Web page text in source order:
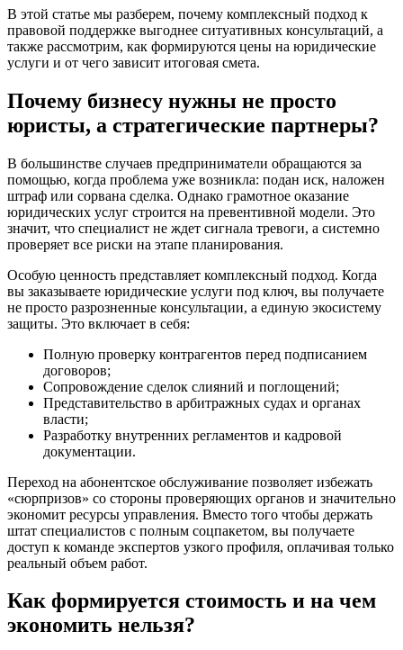
В этой статье мы разберем, почему комплексный подход к
правовой поддержке выгоднее ситуативных консультаций, а
также рассмотрим, как формируются цены на юридические
услуги и от чего зависит итоговая смета.
Почему бизнесу нужны не просто
юристы, а стратегические партнеры?
В большинстве случаев предприниматели обращаются за
помощью, когда проблема уже возникла: подан иск, наложен
штраф или сорвана сделка. Однако грамотное оказание
юридических услуг строится на превентивной модели. Это
значит, что специалист не ждет сигнала тревоги, а системно
проверяет все риски на этапе планирования.
Особую ценность представляет комплексный подход. Когда
вы заказываете юридические услуги под ключ, вы получаете
не просто разрозненные консультации, а единую экосистему
защиты. Это включает в себя:
Полную проверку контрагентов перед подписанием
договоров;
Сопровождение сделок слияний и поглощений;
Представительство в арбитражных судах и органах
власти;
Разработку внутренних регламентов и кадровой
документации.
Переход на абонентское обслуживание позволяет избежать
«сюрпризов» со стороны проверяющих органов и значительно
экономит ресурсы управления. Вместо того чтобы держать
штат специалистов с полным соцпакетом, вы получаете
доступ к команде экспертов узкого профиля, оплачивая только
реальный объем работ.
Как формируется стоимость и на чем
экономить нельзя?